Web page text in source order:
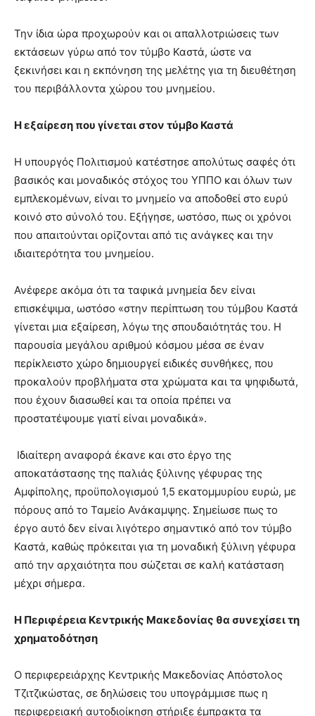
Την ίδια ώρα προχωρούν και οι απαλλοτριώσεις των
εκτάσεων γύρω από τον τύμβο Καστά, ώστε να
ξεκινήσει και η εκπόνηση της μελέτης για τη διευθέτηση
του περιβάλλοντα χώρου του μνημείου.
Η εξαίρεση που γίνεται στον τύμβο Καστά
Η υπουργός Πολιτισμού κατέστησε απολύτως σαφές ότι
βασικός και μοναδικός στόχος του ΥΠΠΟ και όλων των
εμπλεκομένων, είναι το μνημείο να αποδοθεί στο ευρύ
κοινό στο σύνολό του. Εξήγησε, ωστόσο, πως οι χρόνοι
που απαιτούνται ορίζονται από τις ανάγκες και την
ιδιαιτερότητα του μνημείου.
Ανέφερε ακόμα ότι τα ταφικά μνημεία δεν είναι
επισκέψιμα, ωστόσο «στην περίπτωση του τύμβου Καστά
γίνεται μια εξαίρεση, λόγω της σπουδαιότητάς του. Η
παρουσία μεγάλου αριθμού κόσμου μέσα σε έναν
περίκλειστο χώρο δημιουργεί ειδικές συνθήκες, που
προκαλούν προβλήματα στα χρώματα και τα ψηφιδωτά,
που έχουν διασωθεί και τα οποία πρέπει να
προστατέψουμε γιατί είναι μοναδικά».
Ιδιαίτερη αναφορά έκανε και στο έργο της
αποκατάστασης της παλιάς ξύλινης γέφυρας της
Αμφίπολης, προϋπολογισμού 1,5 εκατομμυρίου ευρώ, με
πόρους από το Ταμείο Ανάκαμψης. Σημείωσε πως το
έργο αυτό δεν είναι λιγότερο σημαντικό από τον τύμβο
Καστά, καθώς πρόκειται για τη μοναδική ξύλινη γέφυρα
από την αρχαιότητα που σώζεται σε καλή κατάσταση
μέχρι σήμερα.
Η Περιφέρεια Κεντρικής Μακεδονίας θα συνεχίσει τη
χρηματοδότηση
Ο περιφερειάρχης Κεντρικής Μακεδονίας Απόστολος
Τζιτζικώστας, σε δηλώσεις του υπογράμμισε πως η
περιφερειακή αυτοδιοίκηση στήριξε έμπρακτα τα